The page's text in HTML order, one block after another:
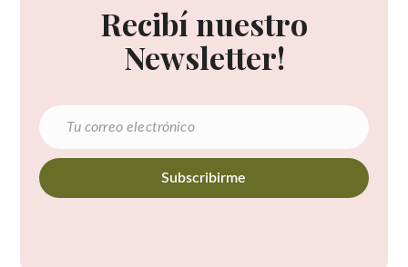
Recibí nuestro
Newsletter!